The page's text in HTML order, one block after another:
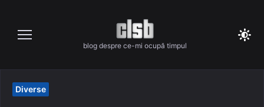
content
blog despre ce-mi ocupă timpul
Diverse